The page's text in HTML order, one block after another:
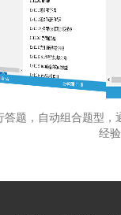
题，自动组合题型
经